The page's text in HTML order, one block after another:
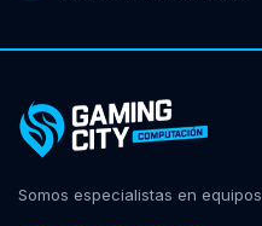
Somos especialistas en